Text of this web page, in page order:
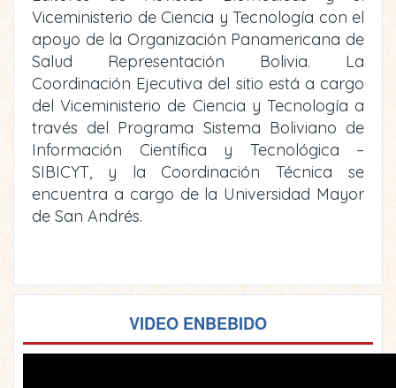
Viceministerio de Ciencia y Tecnología con el
apoyo de la Organización Panamericana de
Salud Representación Bolivia. La
Coordinación Ejecutiva del sitio está a cargo
del Viceministerio de Ciencia y Tecnología a
través del Programa Sistema Boliviano de
Información Científica y Tecnológica –
SIBICYT, y la Coordinación Técnica se
encuentra a cargo de la Universidad Mayor
de San Andrés.
VIDEO ENBEBIDO